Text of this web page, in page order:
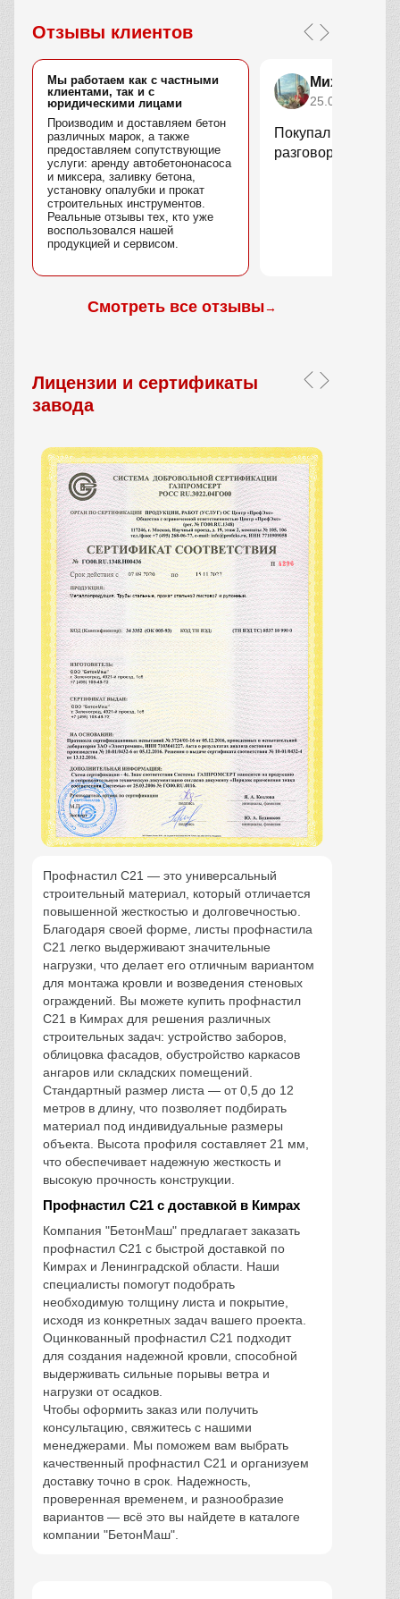
Отзывы клиентов
Мы работаем как с частными
клиентами, так и с
юридическими лицами
Производим и доставляем бетон
различных марок, а также
предоставляем сопутствующие
услуги: аренду автобетононасоса
и миксера, заливку бетона,
установку опалубки и прокат
строительных инструментов.
Реальные отзывы тех, кто уже
воспользовался нашей
продукцией и сервисом.
Михаил
25.07.2025
Покупал
разговоров
Смотреть все отзывы→
Лицензии и сертификаты
завода
Профнастил С21 — это универсальный
строительный материал, который отличается
повышенной жесткостью и долговечностью.
Благодаря своей форме, листы профнастила
С21 легко выдерживают значительные
нагрузки, что делает его отличным вариантом
для монтажа кровли и возведения стеновых
ограждений. Вы можете купить профнастил
С21 в Кимрах для решения различных
строительных задач: устройство заборов,
облицовка фасадов, обустройство каркасов
ангаров или складских помещений.
Стандартный размер листа — от 0,5 до 12
метров в длину, что позволяет подбирать
материал под индивидуальные размеры
объекта. Высота профиля составляет 21 мм,
что обеспечивает надежную жесткость и
высокую прочность конструкции.
Профнастил С21 с доставкой в Кимрах
Компания "БетонМаш" предлагает заказать
профнастил С21 с быстрой доставкой по
Кимрах и Ленинградской области. Наши
специалисты помогут подобрать
необходимую толщину листа и покрытие,
исходя из конкретных задач вашего проекта.
Оцинкованный профнастил С21 подходит
для создания надежной кровли, способной
выдерживать сильные порывы ветра и
нагрузки от осадков.
Чтобы оформить заказ или получить
консультацию, свяжитесь с нашими
менеджерами. Мы поможем вам выбрать
качественный профнастил С21 и организуем
доставку точно в срок. Надежность,
проверенная временем, и разнообразие
вариантов — всё это вы найдете в каталоге
компании "БетонМаш".